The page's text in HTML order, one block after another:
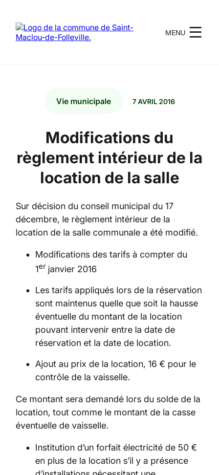
MENU
Vie municipale 7 AVRIL 2016
Modifications du
règlement intérieur de la
location de la salle
Sur décision du conseil municipal du 17
décembre, le règlement intérieur de la
location de la salle communale a été modifié.
Modifications des tarifs à compter du
1er janvier 2016
Les tarifs appliqués lors de la réservation
sont maintenus quelle que soit la hausse
éventuelle du montant de la location
pouvant intervenir entre la date de
réservation et la date de location.
Ajout au prix de la location, 16 € pour le
contrôle de la vaisselle.
Ce montant sera demandé lors du solde de la
location, tout comme le montant de la casse
éventuelle de vaisselle.
Institution d’un forfait électricité de 50 €
en plus de la location s’il y a présence